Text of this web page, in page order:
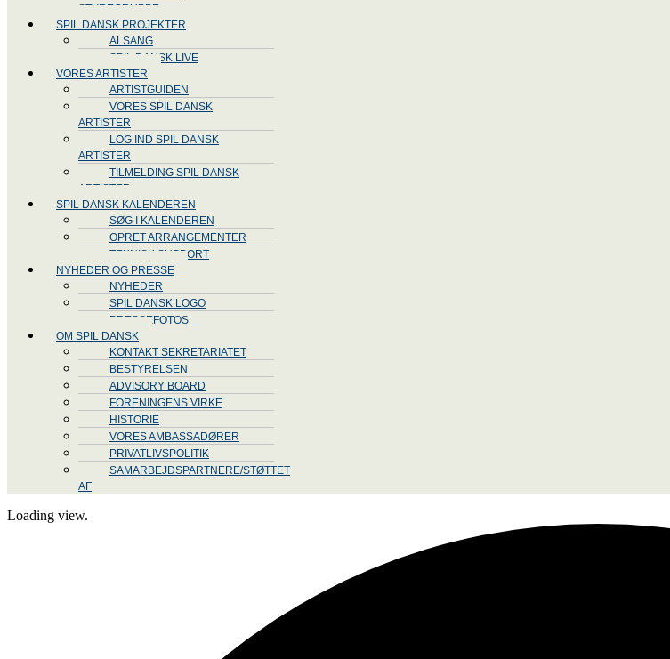
STYREGRUPPE
SPIL DANSK PROJEKTER
ALSANG
SPIL DANSK LIVE
VORES ARTISTER
ARTISTGUIDEN
VORES SPIL DANSK
ARTISTER
LOG IND SPIL DANSK
ARTISTER
TILMELDING SPIL DANSK
ARTISTER
SPIL DANSK KALENDEREN
SØG I KALENDEREN
OPRET ARRANGEMENTER
TEKNISK SUPPORT
NYHEDER OG PRESSE
NYHEDER
SPIL DANSK LOGO
PRESSEFOTOS
OM SPIL DANSK
KONTAKT SEKRETARIATET
BESTYRELSEN
ADVISORY BOARD
FORENINGENS VIRKE
HISTORIE
VORES AMBASSADØRER
PRIVATLIVSPOLITIK
SAMARBEJDSPARTNERE/STØTTET
AF
Loading view.